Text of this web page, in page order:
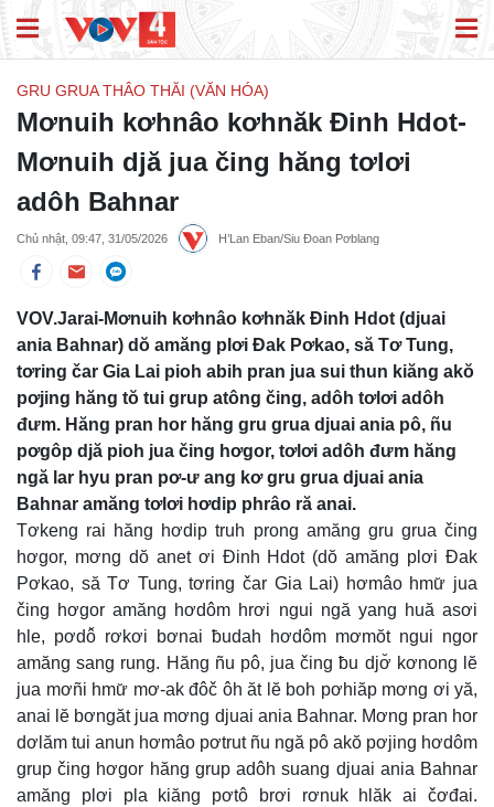
GRU GRUA THÂO THĂI (VĂN HÓA)
Mơnuih kơhnâo kơhnăk Đinh Hdot-
Mơnuih djă jua čing hăng tơlơi
adôh Bahnar
Chủ nhật, 09:47, 31/05/2026 H’Lan Eban/Siu Đoan Pơblang
VOV.Jarai-Mơnuih kơhnâo kơhnăk Đinh Hdot (djuai
ania Bahnar) dŏ amăng plơi Đak Pơkao, să Tơ Tung,
tơring čar Gia Lai pioh abih pran jua sui thun kiăng akŏ
pơjing hăng tŏ tui grup atông čing, adôh tơlơi adôh
đưm. Hăng pran hor hăng gru grua djuai ania pô, ñu
pơgôp djă pioh jua čing hơgor, tơlơi adôh đưm hăng
ngă lar hyu pran pơ-ư ang kơ gru grua djuai ania
Bahnar amăng tơlơi hơdip phrâo ră anai.
Tơkeng rai hăng hơdip truh prong amăng gru grua čing
hơgor, mơng dŏ anet ơi Đinh Hdot (dŏ amăng plơi Đak
Pơkao, să Tơ Tung, tơring čar Gia Lai) hơmâo hmư̆ jua
čing hơgor amăng hơdôm hrơi ngui ngă yang huă asơi
hle, pơdô̆ rơkơi bơnai ƀudah hơdôm mơmŏt ngui ngor
amăng sang rung. Hăng ñu pô, jua čing ƀu djơ̆ kơnong lĕ
jua mơñi hmư̆ mơ-ak đôč ôh ăt lĕ boh pơhiăp mơng ơi yă,
anai lĕ bơngăt jua mơng djuai ania Bahnar. Mơng pran hor
dơlăm tui anun hơmâo pơtrut ñu ngă pô akŏ pơjing hơdôm
grup čing hơgor hăng grup adôh suang djuai ania Bahnar
amăng plơi pla kiăng pơtô brơi rơnuk hlăk ai čơđai.